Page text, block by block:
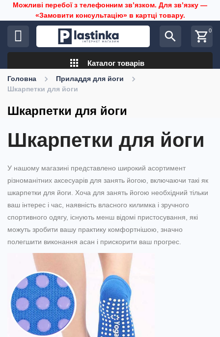
Можливі перебої з телефонним звʼязком. Для звʼязку —
«Замовити консультацію» в картці товару.
search shopping_cart0
apps Каталог товарів
Головна
Приладдя для йоги
Шкарпетки для йоги
Шкарпетки для йоги
Шкарпетки для йоги
У нашому магазині представлено широкий асортимент
різноманітних аксесуарів для занять йогою, включаючи такі як
шкарпетки для йоги. Хоча для занять йогою необхідний тільки
ваш інтерес і час, наявність власного килимка і зручного
спортивного одягу, існують менш відомі пристосування, які
можуть зробити вашу практику комфортнішою, значно
полегшити виконання асан і прискорити ваш прогрес.